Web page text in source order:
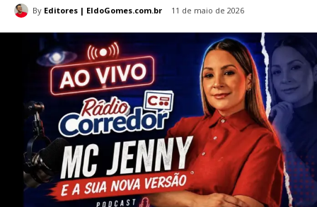
By Editores | EldoGomes.com.br 11 de maio de 2026